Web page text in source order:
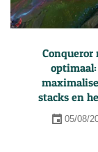
Conqueror
stacks en
05/08/